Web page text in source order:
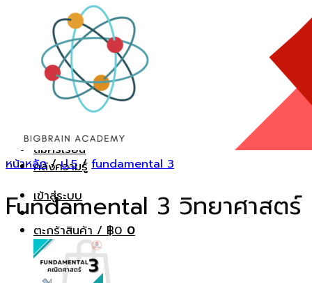
คอร์สโค้งสุดท้าย
สรุปเนื้อหาขั้นเทพ
ตะลุยโจทย์ยอดฮิต
Math-Sci Trilingual+
SPIP
รู้จักเรา
ทำเนียบคนเก่ง
คำถามที่พบบ่อย
สมัครเรียน
คลังความรู้
เข้าสู่ระบบ
ตะกร้าสินค้า / ฿0 0
หน้าหลัก / ป.5 / fundamental 3
Fundamental 3 วิทยาศาสตร์